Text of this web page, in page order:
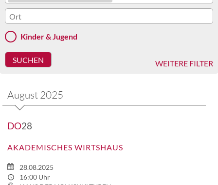
WEITERE FILTER
Kinder & Jugend
August 2025
DO28
AKADEMISCHES WIRTSHAUS
28.08.2025
16:00 Uhr